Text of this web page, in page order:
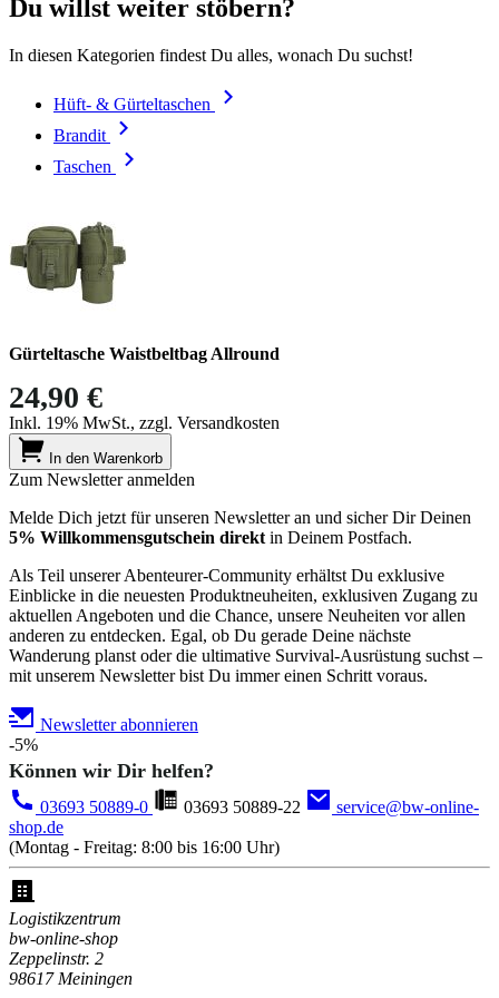
Du willst weiter stöbern?
In diesen Kategorien findest Du alles, wonach Du suchst!
Hüft- & Gürteltaschen
Brandit
Taschen
Gürteltasche Waistbeltbag Allround
24,90 €
Inkl. 19% MwSt., zzgl. Versandkosten
In den Warenkorb
Zum Newsletter anmelden
Melde Dich jetzt für unseren Newsletter an und sicher Dir Deinen
5% Willkommensgutschein direkt in Deinem Postfach.
Als Teil unserer Abenteurer-Community erhältst Du exklusive
Einblicke in die neuesten Produktneuheiten, exklusiven Zugang zu
aktuellen Angeboten und die Chance, unsere Neuheiten vor allen
anderen zu entdecken. Egal, ob Du gerade Deine nächste
Wanderung planst oder die ultimative Survival-Ausrüstung suchst –
mit unserem Newsletter bist Du immer einen Schritt voraus.
Newsletter abonnieren
-5%
Können wir Dir helfen?
03693 50889-0 03693 50889-22
service@bw-online-
shop.de
(Montag - Freitag: 8:00 bis 16:00 Uhr)
Logistikzentrum
bw-online-shop
Zeppelinstr. 2
98617 Meiningen